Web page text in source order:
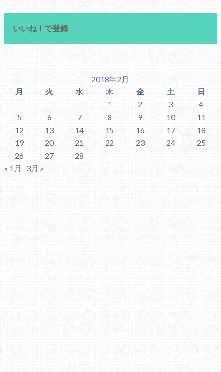
いいね！で登録
2018年2月
月
火 水 木 金 土
日
1
2 3
4
5
6 7 8 9 10
11
12
13 14 15 16 17
18
19
20 21 22 23 24
25
26
27
28
« 1月
3月 »